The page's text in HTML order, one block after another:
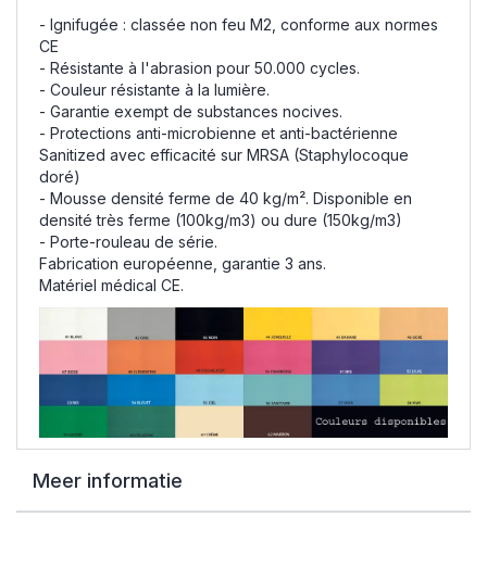
- Ignifugée : classée non feu M2, conforme aux normes
CE
- Résistante à l'abrasion pour 50.000 cycles.
- Couleur résistante à la lumière.
- Garantie exempt de substances nocives.
- Protections anti-microbienne et anti-bactérienne
Sanitized avec efficacité sur MRSA (Staphylocoque
doré)
- Mousse densité ferme de 40 kg/m². Disponible en
densité très ferme (100kg/m3) ou dure (150kg/m3)
- Porte-rouleau de série.
Fabrication européenne, garantie 3 ans.
Matériel médical CE.
Meer informatie